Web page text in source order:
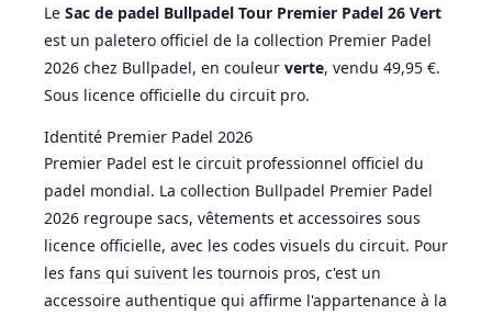
Le Sac de padel Bullpadel Tour Premier Padel 26 Vert
est un paletero officiel de la collection Premier Padel
2026 chez Bullpadel, en couleur verte, vendu 49,95 €.
Sous licence officielle du circuit pro.
Identité Premier Padel 2026
Premier Padel est le circuit professionnel officiel du
padel mondial. La collection Bullpadel Premier Padel
2026 regroupe sacs, vêtements et accessoires sous
licence officielle, avec les codes visuels du circuit. Pour
les fans qui suivent les tournois pros, c'est un
accessoire authentique qui affirme l'appartenance à la